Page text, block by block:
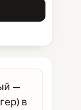
—
в